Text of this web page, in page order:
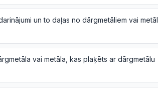
vai metāla, kas plaķēts ar dārgmetālu